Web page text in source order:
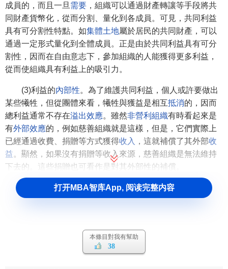
成員的，而且一旦 需要 ，組織可以通過財產轉讓等手段將共
同財產貨幣化，從而分割、量化到各成員。可見，共同利益
具有可分割性特點。如集體土地屬於居民的共同財產，可以
通過一定形式量化到全體成員。正是由於共同利益具有可分
割性，因而在自由意志下，參加組織的人能獲得更多利益，
從而使組織具有利益上的吸引力。
(3)利益的內部性。為了維護共同利益，個人或許要做出
某些犧牲，但從團體來看，犧牲與獲益是相互抵消的，因而
總利益通常不存在溢出效應。雖然非營利組織有時看起來是
有外部效應的，例如慈善組織就是這樣，但是，它們實際上
已經通過收費、捐贈等方式獲得收入 ，這就補償了其外部收
益。顯然，如果沒有捐贈等收入來源，慈善組織是無法維持
下去的。這些捐贈也可看作是對其外部性的補償。
共同利益的分類[2]
(2)集團利益。它一般是指影響政治決策而結成的社會群
打开MBA智库App, 阅读完整内容
本條目對我有幫助
38